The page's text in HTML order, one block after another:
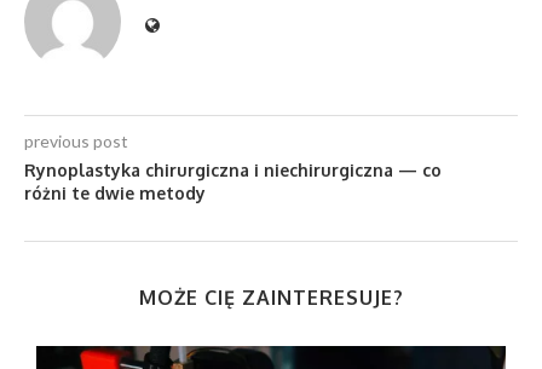
previous post
Rynoplastyka chirurgiczna i niechirurgiczna — co
różni te dwie metody
MOŻE CIĘ ZAINTERESUJE?